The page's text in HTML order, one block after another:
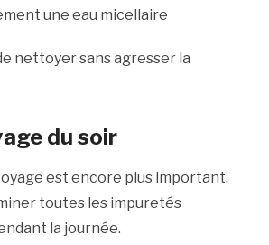
une eau micellaire
nettoyer sans agresser la
du soir
est encore plus important.
toutes les impuretés
la journée.